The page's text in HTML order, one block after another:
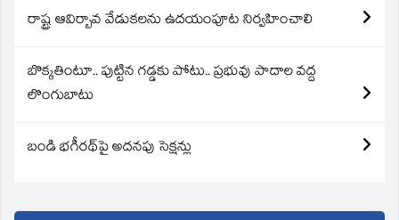
రాష్ట్ర ఆవిర్బావ వేడుకలను ఉదయంపూట నిర్వహించాలి
బొక్కతింటూ.. పుట్టిన గడ్డకు పోటు.. ప్రభువు పాదాల వద్ద
లొంగుబాటు
బండి భగీరథ్‌పై అదనపు సెక్షన్లు